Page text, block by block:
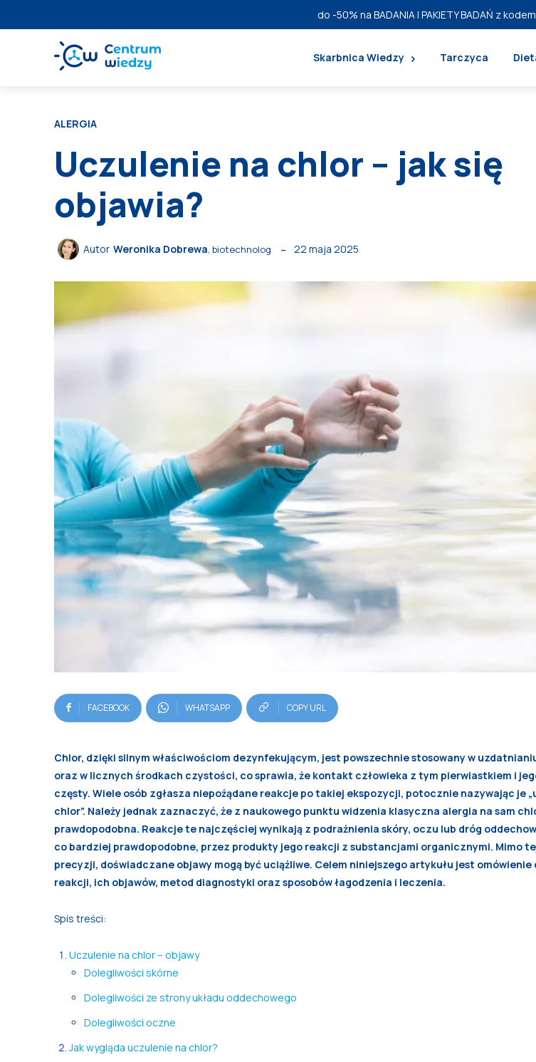
do -50% na BADANIA I PAKIETY BADAŃ z
Skarbnica Wiedzy Tarczyca
ALERGIA
Uczulenie na chlor – jak się
objawia?
Autor Weronika Dobrewa, biotechnolog 22 maja 2025
FACEBOOK WHATSAPP COPY URL
Chlor, dzięki silnym właściwościom dezynfekującym, jest powszechnie stosowany w
oraz w licznych środkach czystości, co sprawia, że kontakt człowieka z tym pierwiastkiem i
częsty. Wiele osób zgłasza niepożądane reakcje po takiej ekspozycji, potocznie nazywając je
chlor”. Należy jednak zaznaczyć, że z naukowego punktu widzenia klasyczna alergia na sam
prawdopodobna. Reakcje te najczęściej wynikają z podrażnienia skóry, oczu lub dróg
co bardziej prawdopodobne, przez produkty jego reakcji z substancjami organicznymi. Mimo
precyzji, doświadczane objawy mogą być uciążliwe. Celem niniejszego artykułu jest
reakcji, ich objawów, metod diagnostyki oraz sposobów łagodzenia i leczenia.
Spis treści:
Uczulenie na chlor – objawy
Dolegliwości skórne
Dolegliwości ze strony układu oddechowego
Dolegliwości oczne
Jak wygląda uczulenie na chlor?